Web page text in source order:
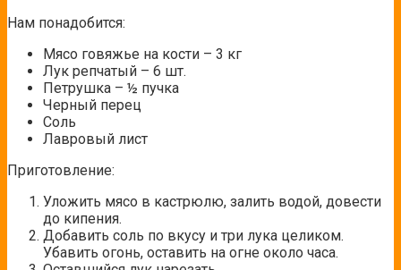
Нам понадобится:
Мясо говяжье на кости – 3 кг
Лук репчатый – 6 шт.
Петрушка – ½ пучка
Черный перец
Соль
Лавровый лист
Приготовление:
Уложить мясо в кастрюлю, залить водой, довести
до кипения.
Добавить соль по вкусу и три лука целиком.
Убавить огонь, оставить на огне около часа.